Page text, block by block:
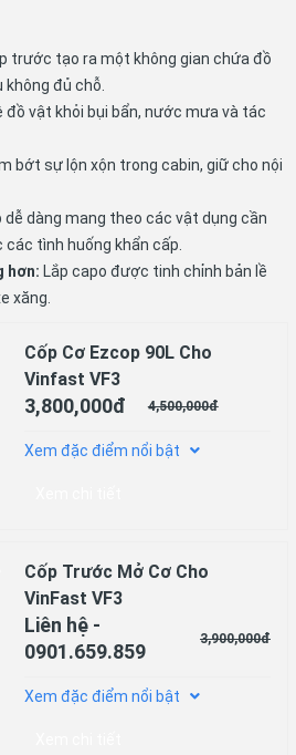
trước tạo ra một không gian chứa đồ
không đủ chỗ.
đồ vật khỏi bụi bẩn, nước mưa và tác
bớt sự lộn xộn trong cabin, giữ cho nội
dễ dàng mang theo các vật dụng cần
tình huống khẩn cấp.
hơn: Lắp capo được tinh chỉnh bản lề
xăng.
Cốp Cơ Ezcop 90L Cho
Vinfast VF3
3,800,000đ 4,500,000đ
Xem đặc điểm nổi bật
Cốp Trước Mở Cơ Cho
VinFast VF3
Liên hệ -
0901.659.859
3,900,000đ
Xem đặc điểm nổi bật